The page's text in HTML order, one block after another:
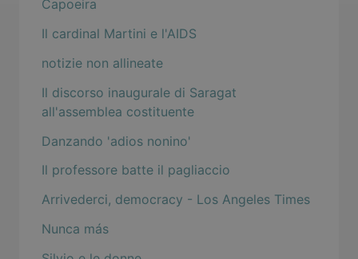
Capoeira
Il cardinal Martini e l'AIDS
notizie non allineate
Il discorso inaugurale di Saragat
all'assemblea costituente
Danzando 'adios nonino'
Il professore batte il pagliaccio
Arrivederci, democracy - Los Angeles Times
Nunca más